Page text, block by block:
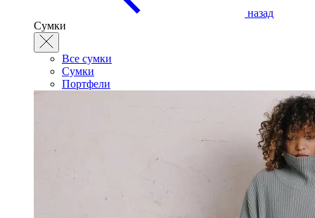
назад
Сумки
Все сумки
Сумки
Портфели